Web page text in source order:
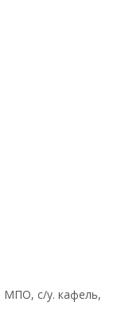
МПО, с/у. кафель,